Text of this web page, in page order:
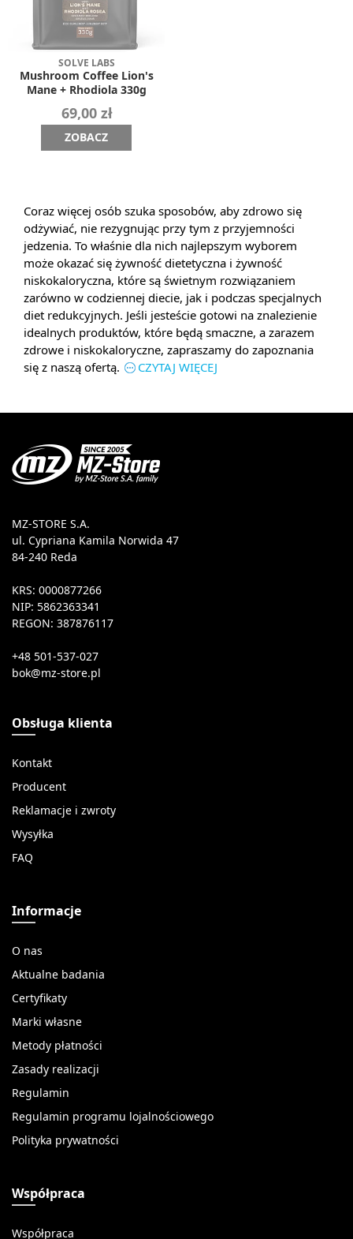
SOLVE LABS
Mushroom Coffee Lion's
Mane + Rhodiola 330g
69,00 zł
ZOBACZ
Coraz więcej osób szuka sposobów, aby zdrowo się
odżywiać, nie rezygnując przy tym z przyjemności
jedzenia. To właśnie dla nich najlepszym wyborem
może okazać się żywność dietetyczna i żywność
niskokaloryczna, które są świetnym rozwiązaniem
zarówno w codziennej diecie, jak i podczas specjalnych
diet redukcyjnych. Jeśli jesteście gotowi na znalezienie
idealnych produktów, które będą smaczne, a zarazem
zdrowe i niskokaloryczne, zapraszamy do zapoznania
się z naszą ofertą.
CZYTAJ WIĘCEJ
MZ-STORE S.A.
ul. Cypriana Kamila Norwida 47
84-240 Reda
KRS: 0000877266
NIP: 5862363341
REGON: 387876117
+48 501-537-027
Obsługa klienta
Kontakt
Producent
Reklamacje i zwroty
Wysyłka
FAQ
Informacje
O nas
Aktualne badania
Certyfikaty
Marki własne
Metody płatności
Zasady realizacji
Regulamin
Regulamin programu lojalnościowego
Polityka prywatności
Współpraca
Współpraca